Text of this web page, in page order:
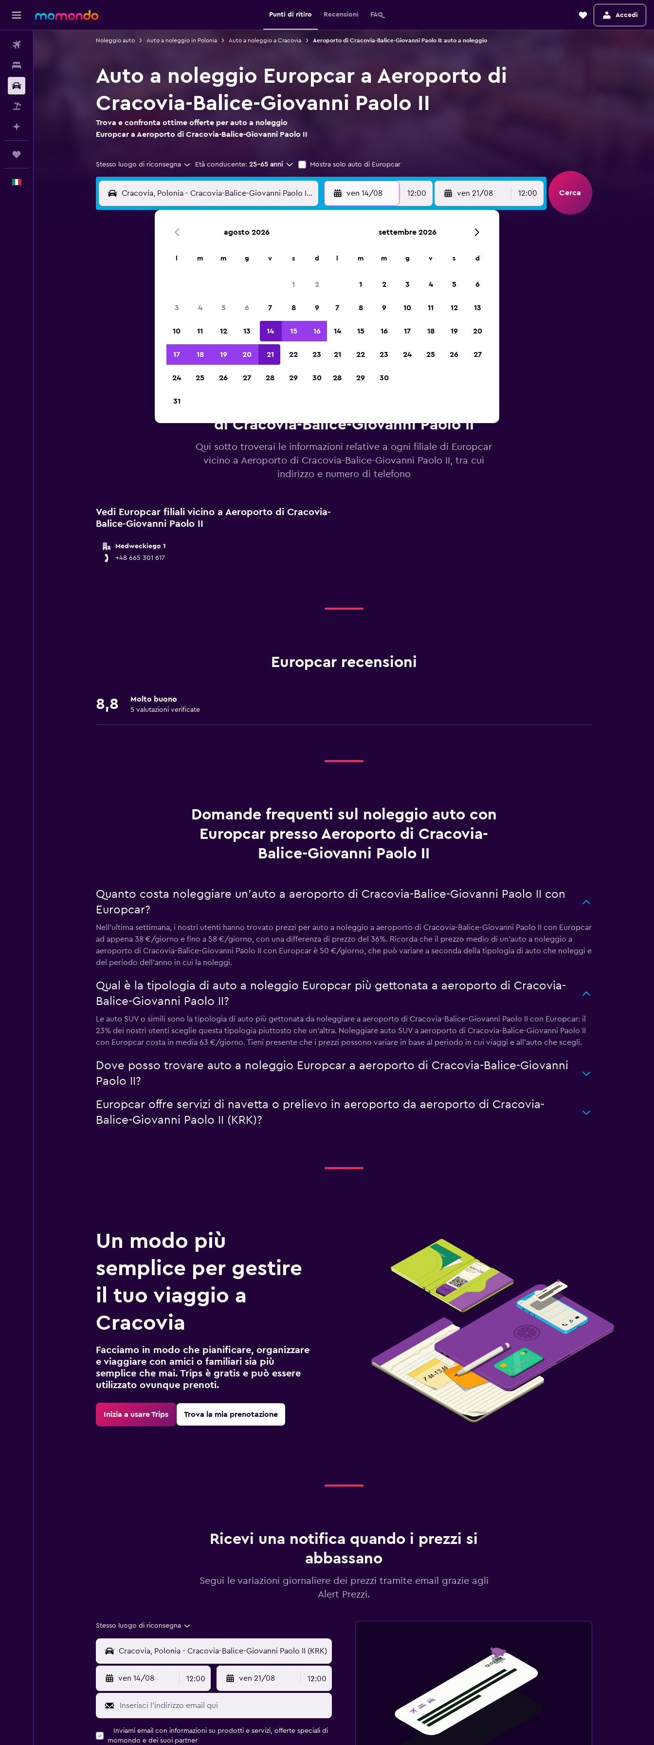
Punti di ritiro Recensioni FAQ Accedi
Noleggio auto Auto a noleggio in Polonia Auto a noleggio a Cracovia Aeroporto di Cracovia-Balice-Giovanni Paolo II: auto a noleggio
Auto a noleggio Europcar a Aeroporto di
Cracovia-Balice-Giovanni Paolo II
Trova e confronta ottime offerte per auto a noleggio
Europcar a Aeroporto di Cracovia-Balice-Giovanni Paolo II
Stesso luogo di riconsegna Età conducente: 25-65 anni Mostra solo auto di Europcar
ven 14/08 12:00 ven 21/08 12:00 Cerca
d'Europa 2023
di Cracovia-Balice-Giovanni Paolo II
Qui sotto troverai le informazioni relative a ogni filiale di Europcar
vicino a Aeroporto di Cracovia-Balice-Giovanni Paolo II, tra cui
indirizzo e numero di telefono
Vedi Europcar filiali vicino a Aeroporto di Cracovia-
Balice-Giovanni Paolo II
Medweckiego 1
+48 665 301 617
Europcar recensioni
8,8 Molto buono
5 valutazioni verificate
Domande frequenti sul noleggio auto con
Europcar presso Aeroporto di Cracovia-
Balice-Giovanni Paolo II
Quanto costa noleggiare un'auto a aeroporto di Cracovia-Balice-Giovanni Paolo II con
Europcar?
Nell'ultima settimana, i nostri utenti hanno trovato prezzi per auto a noleggio a aeroporto di Cracovia-Balice-Giovanni Paolo II con Europcar
ad appena 38 €/giorno e fino a 58 €/giorno, con una differenza di prezzo del 36%. Ricorda che il prezzo medio di un'auto a noleggio a
aeroporto di Cracovia-Balice-Giovanni Paolo II con Europcar è 50 €/giorno, che può variare a seconda della tipologia di auto che noleggi e
del periodo dell'anno in cui la noleggi.
Qual è la tipologia di auto a noleggio Europcar più gettonata a aeroporto di Cracovia-
Balice-Giovanni Paolo II?
Le auto SUV o simili sono la tipologia di auto più gettonata da noleggiare a aeroporto di Cracovia-Balice-Giovanni Paolo II con Europcar: il
23% dei nostri utenti sceglie questa tipologia piuttosto che un'altra. Noleggiare auto SUV a aeroporto di Cracovia-Balice-Giovanni Paolo II
con Europcar costa in media 63 €/giorno. Tieni presente che i prezzi possono variare in base al periodo in cui viaggi e all'auto che scegli.
Dove posso trovare auto a noleggio Europcar a aeroporto di Cracovia-Balice-Giovanni
Paolo II?
Europcar offre servizi di navetta o prelievo in aeroporto da aeroporto di Cracovia-
Balice-Giovanni Paolo II (KRK)?
Un modo più
semplice per gestire
il tuo viaggio a
Cracovia
Facciamo in modo che pianificare, organizzare
e viaggiare con amici o familiari sia più
semplice che mai. Trips è gratis e può essere
utilizzato ovunque prenoti.
Inizia a usare Trips Trova la mia prenotazione
Ricevi una notifica quando i prezzi si
abbassano
Segui le variazioni giornaliere dei prezzi tramite email grazie agli
Alert Prezzi.
Stesso luogo di riconsegna
ven 14/08 12:00 ven 21/08 12:00
Inviami email con informazioni su prodotti e servizi, offerte speciali di
momondo e dei suoi partner
agosto 2026
m m g v s d
1 2
3 4 5 6 7 8 9
10 11 12 13 14 15 16
17 18 19 20 21 22 23
24 25 26 27 28 29 30
31
settembre 2026
m m g v s d
1 2 3 4 5 6
7 8 9 10 11 12 13
14 15 16 17 18 19 20
21 22 23 24 25 26 27
28 29 30